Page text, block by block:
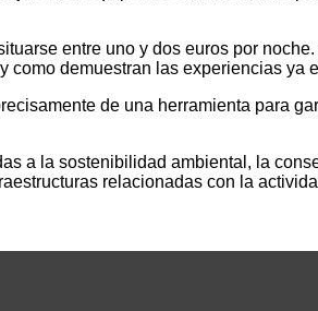
entre uno y dos euros por
como demuestran las experiencias ya
de una herramienta para
a la sostenibilidad ambiental, la
relacionadas con la